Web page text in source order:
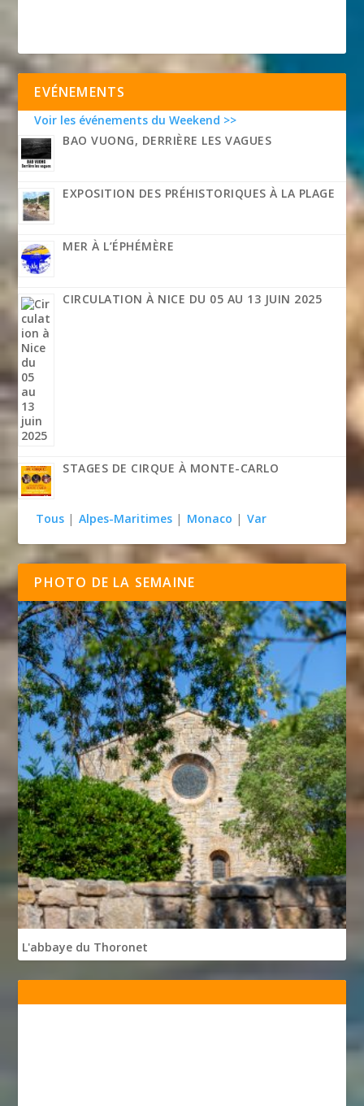
EVÉNEMENTS
Voir les événements du Weekend >>
BAO VUONG, DERRIÈRE LES VAGUES
EXPOSITION DES PRÉHISTORIQUES À LA PLAGE
MER À L’ÉPHÉMÈRE
CIRCULATION À NICE DU 05 AU 13 JUIN 2025
STAGES DE CIRQUE À MONTE-CARLO
Tous | Alpes-Maritimes | Monaco | Var
PHOTO DE LA SEMAINE
L'abbaye du Thoronet